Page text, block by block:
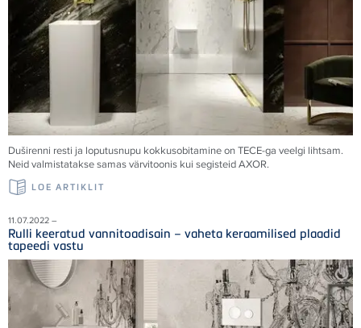
Duširenni resti ja loputusnupu kokkusobitamine on TECE-ga veelgi lihtsam.
Neid valmistatakse samas värvitoonis kui segisteid AXOR.
LOE ARTIKLIT
11.07.2022 –
Rulli keeratud vannitoadisain – vaheta keraamilised plaadid
tapeedi vastu